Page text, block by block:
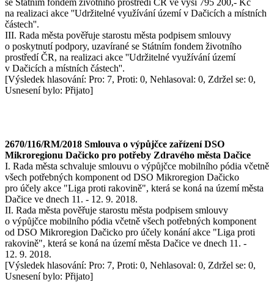
na realizaci akce ''Udržitelné využívání území v Dačicích a místních
částech''.
III. Rada města pověřuje starostu města podpisem smlouvy
o poskytnutí podpory, uzavírané se Státním fondem životního
prostředí ČR, na realizaci akce ''Udržitelné využívání území
v Dačicích a místních částech''.
[Výsledek hlasování: Pro: 7, Proti: 0, Nehlasoval: 0, Zdržel se: 0,
Usnesení bylo: Přijato]
2670/116/RM/2018 Smlouva o výpůjčce zařízení DSO
Mikroregionu Dačicko pro potřeby Zdravého města Dačice
I. Rada města schvaluje smlouvu o výpůjčce mobilního pódia včetně
všech potřebných komponent od DSO Mikroregion Dačicko
pro účely akce "Liga proti rakovině", která se koná na území města
Dačice ve dnech 11. - 12. 9. 2018.
II. Rada města pověřuje starostu města podpisem smlouvy
o výpůjčce mobilního pódia včetně všech potřebných komponent
od DSO Mikroregion Dačicko pro účely konání akce "Liga proti
rakovině", která se koná na území města Dačice ve dnech 11. -
12. 9. 2018.
[Výsledek hlasování: Pro: 7, Proti: 0, Nehlasoval: 0, Zdržel se: 0,
Usnesení bylo: Přijato]